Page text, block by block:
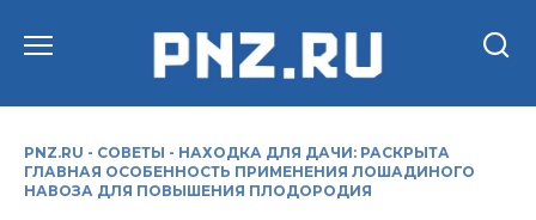
PNZ.RU - СОВЕТЫ - НАХОДКА ДЛЯ ДАЧИ: РАСКРЫТА
ГЛАВНАЯ ОСОБЕННОСТЬ ПРИМЕНЕНИЯ ЛОШАДИНОГО
НАВОЗА ДЛЯ ПОВЫШЕНИЯ ПЛОДОРОДИЯ